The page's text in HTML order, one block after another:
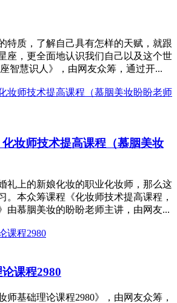
特质，了解自己具有怎样的天赋，就跟
座，更全面地认识我们自己以及这个世
智慧识人》，由网友众筹，通过开...
妆师技术提高课程（慕胭美妆
礼上的新娘化妆的职业化妆师，那么这
。本众筹课程《化妆师技术提高课程，
由慕胭美妆的盼盼老师主讲，由网友...
课程2980
师基础理论课程2980》，由网友众筹，